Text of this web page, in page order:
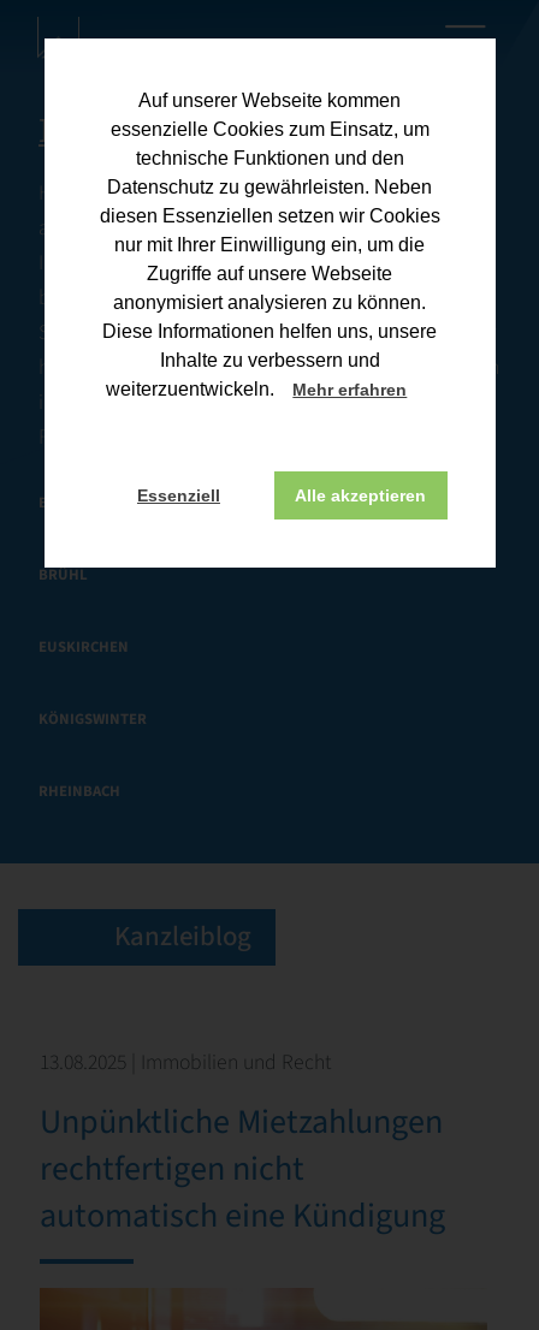
Auf unserer Webseite kommen
essenzielle Cookies zum Einsatz, um
technische Funktionen und den
Datenschutz zu gewährleisten. Neben
diesen Essenziellen setzen wir Cookies
nur mit Ihrer Einwilligung ein, um die
Zugriffe auf unsere Webseite
anonymisiert analysieren zu können.
Diese Informationen helfen uns, unsere
Inhalte zu verbessern und
weiterzuentwickeln.
Mehr erfahren
Essenziell Alle akzeptieren
Kanzleiblog
Hier finden Sie umfassende Informationen zu
aktuellen Steuerthemen und praxisnahen Tipps für
Ihre Steuerangelegenheiten. Unsere Downloads
bieten Ihnen wertvolle Ressourcen, um Ihre
Steuererklärung effizient und korrekt zu erstellen. Wir
halten Sie stets auf dem Laufenden über Änderungen
im Steuerrecht und deren Auswirkungen. Wenn Sie
Fragen haben, melden Sie sich gerne bei uns.
BONN
BRÜHL
EUSKIRCHEN
KÖNIGSWINTER
RHEINBACH
Kanzleiblog
13.08.2025 | Immobilien und Recht
Unpünktliche Mietzahlungen
rechtfertigen nicht
automatisch eine Kündigung